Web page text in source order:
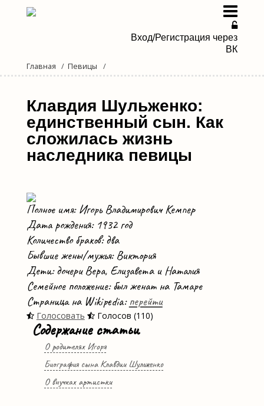
Вход/Регистрация через
ВК
Певицы
Певцы
Дуэты и группы
Новости эстрады
Мы в Дзене
Главная Певицы
Клавдия Шульженко:
единственный сын. Как
сложилась жизнь
наследника певицы
Полное имя: Игорь Владимирович Кемпер
Дата рождения: 1932 год
Количество браков: два
Бывшие жены/мужья: Виктория
Дети: дочери Вера, Елизавета и Наталия
Семейное положение: был женат на Тамаре
Страница на Wikipedia: перейти
Голосовать Голосов (110)
Содержание статьи
О родителях Игоря
Биография сына Клавдии Шульженко
О внучках артистки